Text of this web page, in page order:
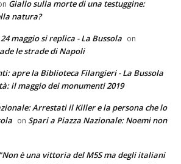
Giallo sulla morte di una testuggine:
natura?
maggio si replica - La Bussola on
le strade di Napoli
apre la Biblioteca Filangieri - La Bussola
il maggio dei monumenti 2019
Arrestati il Killer e la persona che lo
on Spari a Piazza Nazionale: Noemi non
è una vittoria del M5S ma degli italiani